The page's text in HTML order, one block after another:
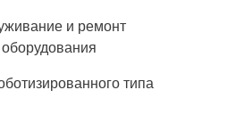
и ремонт
типа